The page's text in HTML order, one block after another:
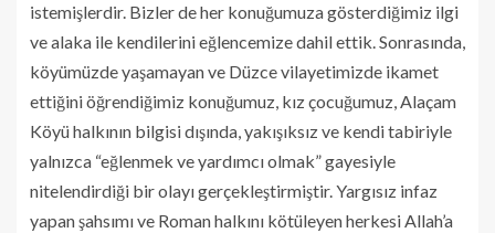
istemişlerdir. Bizler de her konuğumuza gösterdiğimiz ilgi
ve alaka ile kendilerini eğlencemize dahil ettik. Sonrasında,
köyümüzde yaşamayan ve Düzce vilayetimizde ikamet
ettiğini öğrendiğimiz konuğumuz, kız çocuğumuz, Alaçam
Köyü halkının bilgisi dışında, yakışıksız ve kendi tabiriyle
yalnızca “eğlenmek ve yardımcı olmak” gayesiyle
nitelendirdiği bir olayı gerçekleştirmiştir. Yargısız infaz
yapan şahsımı ve Roman halkını kötüleyen herkesi Allah’a